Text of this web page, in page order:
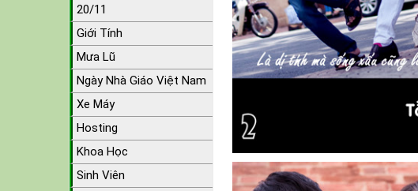
20/11
Giới Tính
Mưa Lũ
Ngày Nhà Giáo Việt Nam
Xe Máy
Hosting
Khoa Học
Sinh Viên